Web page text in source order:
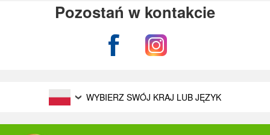
Pozostań w kontakcie
WYBIERZ SWÓJ KRAJ LUB JĘZYK